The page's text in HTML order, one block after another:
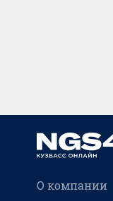
О компании